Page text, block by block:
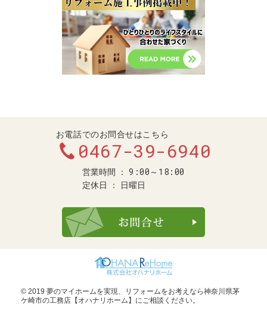
お電話でのお問合せはこちら
0467-39-6940
営業時間 9:00～18:00
定休日 日曜日
© 2019 夢のマイホームを実現、
リフォームをお考えなら神奈川県茅
ケ崎市の工務店【オハナリホーム】 にご相談ください。